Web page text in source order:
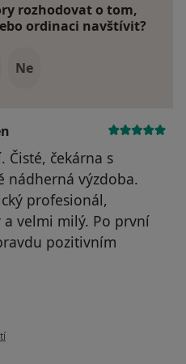
rozhodovat o tom,
ordinaci navštívit?
Ne
čekárna s
nádherná výzdoba.
profesionál,
velmi milý. Po první
pozitivním
Váš účet byl odstraněn